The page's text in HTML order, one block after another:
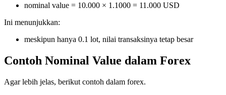
nominal value = 10.000 × 1.1000 = 11.000 USD
Ini menunjukkan:
meskipun hanya 0.1 lot, nilai transaksinya tetap besar
Contoh Nominal Value dalam Forex
Agar lebih jelas, berikut contoh dalam forex.